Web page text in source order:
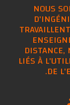
NOUS
DISTANCE,
LIÉS À
DE